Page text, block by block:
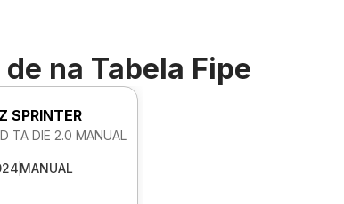
na Tabela Fipe
SPRINTER
TA DIE 2.0 MANUAL
MANUAL